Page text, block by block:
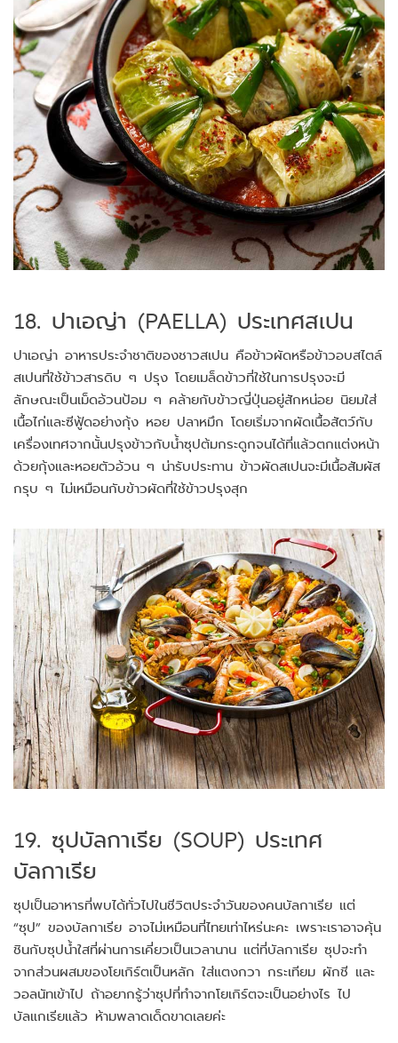
18. ปาเอญ่า (PAELLA) ประเทศสเปน
ปาเอญ่า อาหารประจำชาติของชาวสเปน คือข้าวผัดหรือข้าวอบสไตล์
สเปนที่ใช้ข้าวสารดิบ ๆ ปรุง โดยเมล็ดข้าวที่ใช้ในการปรุงจะมี
ลักษณะเป็นเม็ดอ้วนป้อม ๆ คล้ายกับข้าวญี่ปุ่นอยู่สักหน่อย นิยมใส่
เนื้อไก่และซีฟู้ดอย่างกุ้ง หอย ปลาหมึก โดยเริ่มจากผัดเนื้อสัตว์กับ
เครื่องเทศจากนั้นปรุงข้าวกับน้ำซุปต้มกระดูกจนได้ที่แล้วตกแต่งหน้า
ด้วยกุ้งและหอยตัวอ้วน ๆ น่ารับประทาน ข้าวผัดสเปนจะมีเนื้อสัมผัส
กรุบ ๆ ไม่เหมือนกับข้าวผัดที่ใช้ข้าวปรุงสุก
19. ซุปบัลกาเรีย (SOUP) ประเทศ
บัลกาเรีย
ซุปเป็นอาหารที่พบได้ทั่วไปในชีวิตประจำวันของคนบัลกาเรีย แต่
“ซุป” ของบัลกาเรีย อาจไม่เหมือนที่ไทยเท่าไหร่นะคะ เพราะเราอาจคุ้น
ชินกับซุปน้ำใสที่ผ่านการเคี่ยวเป็นเวลานาน แต่ที่บัลกาเรีย ซุปจะทำ
จากส่วนผสมของโยเกิร์ตเป็นหลัก ใส่แตงกวา กระเทียม ผักชี และ
วอลนัทเข้าไป ถ้าอยากรู้ว่าซุปที่ทำจากโยเกิร์ตจะเป็นอย่างไร ไป
บัลแกเรียแล้ว ห้ามพลาดเด็ดขาดเลยค่ะ